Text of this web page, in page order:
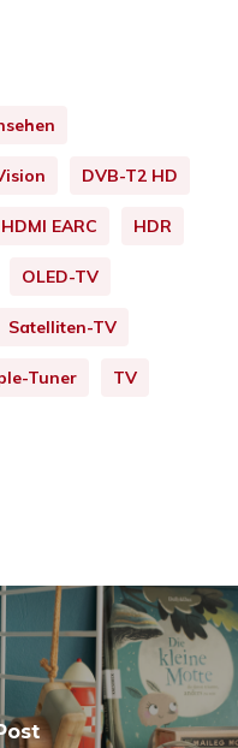
DVB-T2 HD
HDMI EARC HDR
OLED-TV
Satelliten-TV
Tuner TV